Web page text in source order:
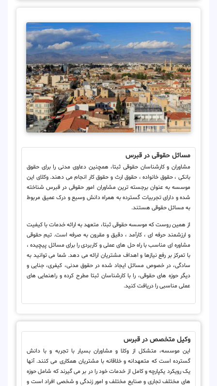
مسائل حقوقی در قبرس
مشاوران و کارشناسان حقوقی ثبتا، همچنین دعاوی مدنی را برای حقوق
بانکی ، حقوق خانواده ، حقوق ارث و حقوق کار انجام می دهند. وکلای این
موسسه به عنوان برجسته ترین مشاوران امور حقوقی در قبرس شناخته
شده و دارای تجربیات گسترده به همراه دانش وسیع و درک عمیق مربوط
به مسائل حقوقی هستند.
از همین روست که موسسه حقوقی ثبتا، متعهد به ارائه خدمات با کیفیت
و ارزشمند حرفه ای ، کارآمد ، دقیق و مقرون به صرفه است. تیم حقوقی
مشاوره ای مناسب با راه حل های عملی و کاربردی را برای مسائل پیچیده ،
با تمرکز بر رفع نیازها و اهداف مشتریان ارائه می دهد. شما می توانید به
سادگی، در خصوص مسائل ایجاد شده در حقوق مدنی، کیفری، جنایی و
دیگر حوزه های حقوقی، را با کارشناسان ثبتا مطرح کرده و راهنمایی های
عملی مناسبی را دریافت کنید.
وکیل متخصص در قبرس
این موسسه، متشکل از وکلا و مشاوران بسیار با تجربه و با دانش
گسترده است که متعهدانه و خلاقانه با مشتریان همکاری می کنند. آنها
یک رویکرد یکپارچه و کامل از خدمات خود را در بر می گیرند که شامل حوزه
های مختلف تجاری و صنایع مختلف و امور زندگی و شخصی افراد است و